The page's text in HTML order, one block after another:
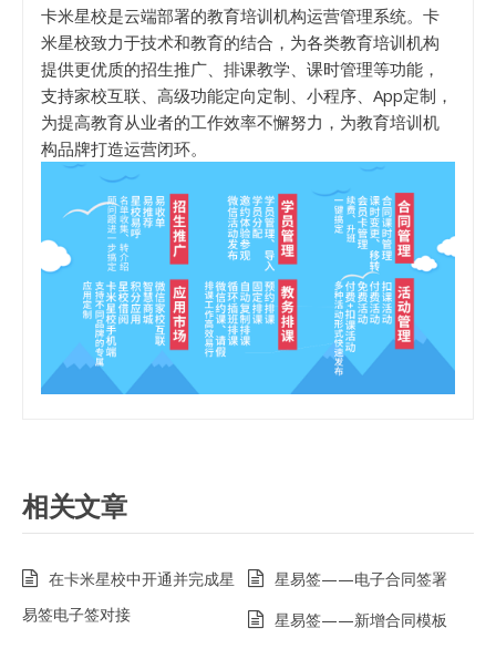
卡米星校是云端部署的教育培训机构运营管理系统。卡
米星校致力于技术和教育的结合，为各类教育培训机构
提供更优质的招生推广、排课教学、课时管理等功能，
支持家校互联、高级功能定向定制、小程序、App定制，
为提高教育从业者的工作效率不懈努力，为教育培训机
构品牌打造运营闭环。
相关文章
在卡米星校中开通并完成星
易签电子签对接
星易签——电子合同签署
星易签——新增合同模板